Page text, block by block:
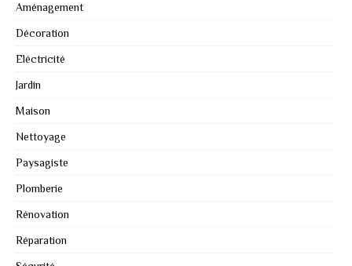
Aménagement
Décoration
Eléctricité
Jardin
Maison
Nettoyage
Paysagiste
Plomberie
Rénovation
Réparation